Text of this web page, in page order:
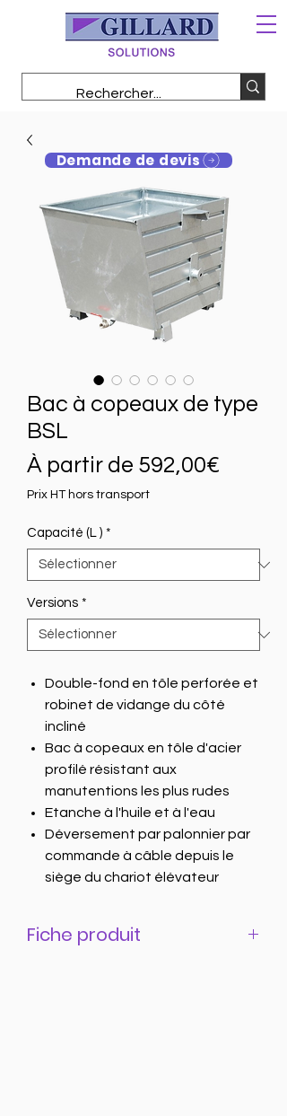
Bac à copeaux de type
BSL
À partir de 592,00€
Prix HT hors transport
Capacité (L ) *
Versions *
Double-fond en tôle perforée et
robinet de vidange du côté
incliné
Bac à copeaux en tôle d'acier
profilé résistant aux
manutentions les plus rudes
Etanche à l'huile et à l'eau
Déversement par palonnier par
commande à câble depuis le
siège du chariot élévateur
Fiche produit
Demande de devis